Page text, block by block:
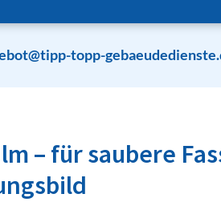
topp-
– für saubere